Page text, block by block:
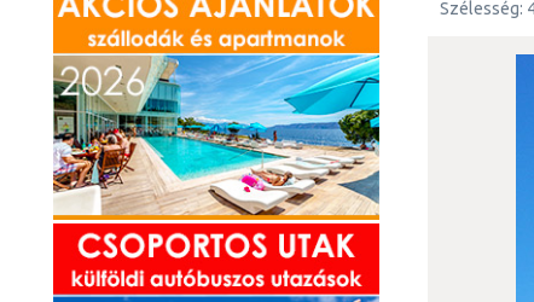
Szélesség: